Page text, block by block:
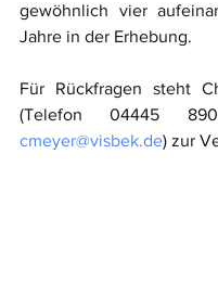
gewöhnlich vier
Jahre in der Erhebung.
Für Rückfragen steht
cmeyer@visbek.de) zur